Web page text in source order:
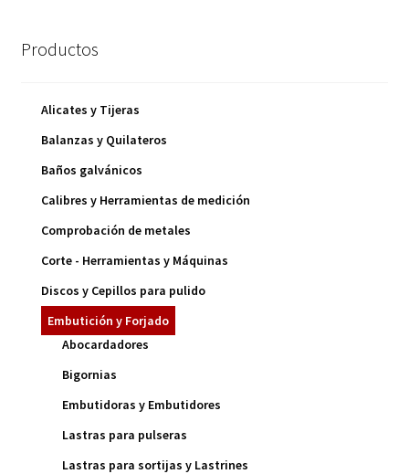
Productos
Alicates y Tijeras
Balanzas y Quilateros
Baños galvánicos
Calibres y Herramientas de medición
Comprobación de metales
Corte - Herramientas y Máquinas
Discos y Cepillos para pulido
Embutición y Forjado
Abocardadores
Bigornias
Embutidoras y Embutidores
Lastras para pulseras
Lastras para sortijas y Lastrines